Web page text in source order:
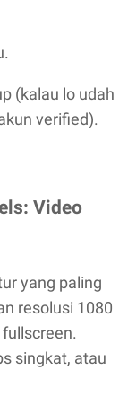
(kalau lo udah
verified).
Video
yang paling
resolusi 1080
singkat, atau